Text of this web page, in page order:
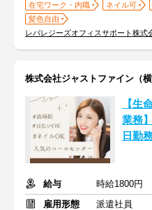
在宅ワーク・内職 ネイル可
髪色自由
レバレジーズオフィスサポート株式
株式会社ジャストファイン（
【生
業務
日勤
給与
時給1800円
雇用形態
派遣社員